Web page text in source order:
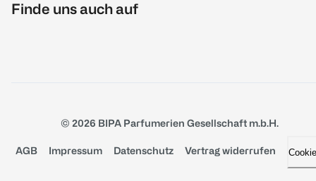
Finde uns auch auf
© 2026 BIPA Parfumerien Gesellschaft m.b.H.
AGB Impressum Datenschutz Vertrag widerrufen